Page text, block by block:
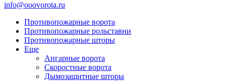
info@ooovorota.ru
Противопожарные ворота
Противопожарные рольставни
Противопожарные шторы
Еще
Ангарные ворота
Скоростные ворота
Дымозащитные шторы